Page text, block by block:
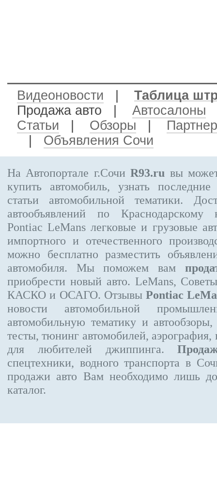
Видеоновости
Таблица
Продажа авто
Автосалоны
Статьи
Обзоры
Объявления Сочи
На Автопортале г.СочиR93.ru вы
купить автомобиль, узнать
статьи автомобильной тематики.
автообъявлений по
Pontiac LeMans легковые и грузовые
импортного и отечественного
можно бесплатно разместить
автомобиля. Мы поможем вам
приобрести новый авто. LeMans,
КАСКО и ОСАГО. ОтзывыPontiac
новости автомобильной
автомобильную тематику и
тесты, тюнинг автомобилей,
для любителей джиппинга.
спецтехники, водного транспорта в
продажи авто Вам необходимо лишь
каталог.